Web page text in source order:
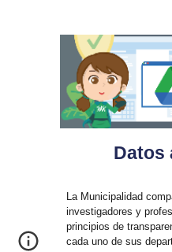
Datos
La Municipalidad
investigadores y
principios de
cada uno de sus